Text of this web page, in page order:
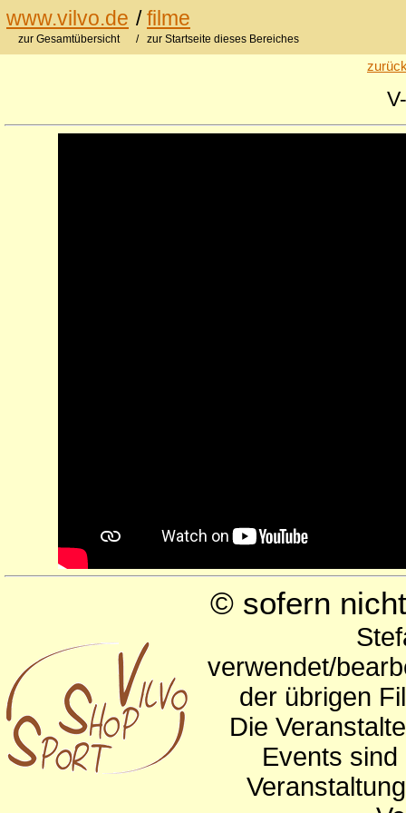
www.vilvo.de /filme
zur Gesamtübersicht / zur Startseite dieses Bereiches
© sofern
verwendet/
der übrigen
Die
Events